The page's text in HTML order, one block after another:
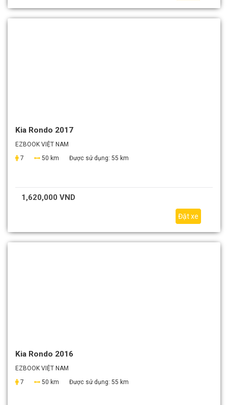
Kia Rondo 2017
EZBOOK VIỆT NAM
7
50 km Được sử dụng: 55 km
1,620,000 VND
Đặt xe
Kia Rondo 2016
EZBOOK VIỆT NAM
7
50 km Được sử dụng: 55 km